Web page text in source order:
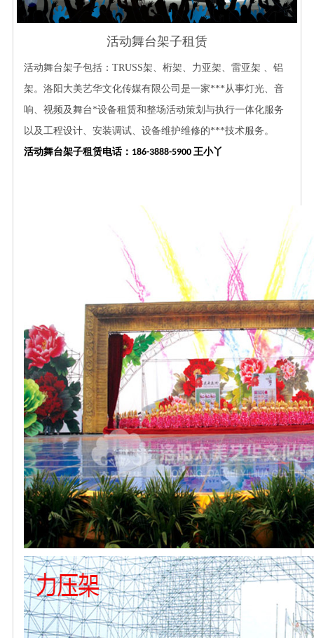
活动舞台架子租赁
活动舞台架子包括：TRUSS架、桁架、力亚架、 雷亚架 、铝
架。洛阳大美艺华文化传媒有限公司是一家***从事灯光、音
响、视频及舞台*设备租赁和整场活动策划与执行一体化服务
以及工程设计、安装调试、设备维护维修的***技术服务。
活动舞台架子租赁电话： 186-3888-5900 王小丫